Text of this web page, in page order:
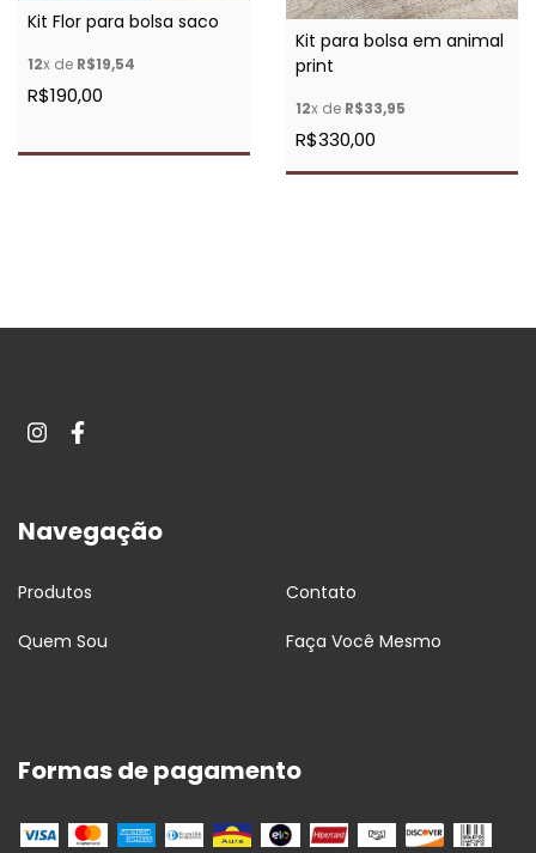
Kit Flor para bolsa saco
12x de R$19,54
R$190,00
Kit para bolsa em animal
print
12x de R$33,95
R$330,00
Navegação
Produtos Contato
Quem Sou Faça Você Mesmo
Formas de pagamento